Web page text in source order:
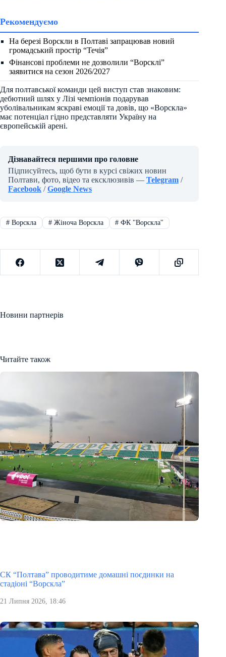
Рекомендуємо
На березі Ворскли в Полтаві запрацював новий
громадський простір “Течія”
Фінансові проблеми не дозволили “Ворсклі”
заявитися на сезон 2026/2027
Для полтавської команди цей виступ став знаковим:
дебютний шлях у Лізі чемпіонів подарував
уболівальникам яскраві емоції та довів, що «Ворскла»
має потенціал гідно представляти Україну на
європейській арені.
Дізнавайтеся першими про головне
Підписуйтесь, щоб бути в курсі свіжих новин
Полтави, фото, відео та ексклюзивів — Telegram /
Facebook /Google News
#Ворскла #Жіноча Ворскла # ФК "Ворскла"
Новини партнерів
Читайте також
СК “Полтава” проводитиме домашні поєдинки на
стадіоні “Ворскла”
21 Липня 2026, 18:46